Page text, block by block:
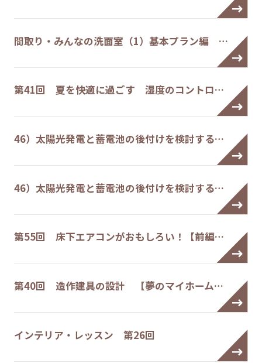
間取り・みんなの洗面室（1）基本プラン編 …
第41回 夏を快適に過ごす 湿度のコントロ…
46）太陽光発電と蓄電池の後付けを検討する…
46）太陽光発電と蓄電池の後付けを検討する…
第55回 床下エアコンがおもしろい！【前編…
第40回 造作建具の設計 【夢のマイホーム…
インテリア・レッスン 第26回